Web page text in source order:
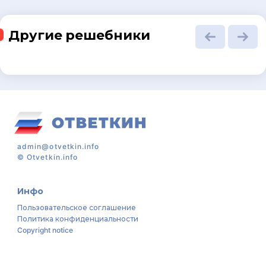
Другие решебники
admin@otvetkin.info
©Otvetkin.info
Инфо
Пользовательское соглашение
Политика конфиденциальности
Copyright notice